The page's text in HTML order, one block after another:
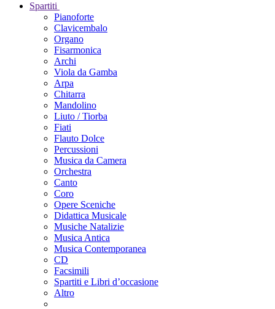
Spartiti
Pianoforte
Clavicembalo
Organo
Fisarmonica
Archi
Viola da Gamba
Arpa
Chitarra
Mandolino
Liuto / Tiorba
Fiati
Flauto Dolce
Percussioni
Musica da Camera
Orchestra
Canto
Coro
Opere Sceniche
Didattica Musicale
Musiche Natalizie
Musica Antica
Musica Contemporanea
CD
Facsimili
Spartiti e Libri d’occasione
Altro